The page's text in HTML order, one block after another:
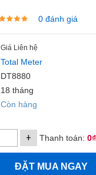
0 đánh giá
Giá Liên hệ
Total Meter
DT8880
18 tháng
Còn hàng
+ Thanh toán: 0₫
ĐẶT MUA NGAY